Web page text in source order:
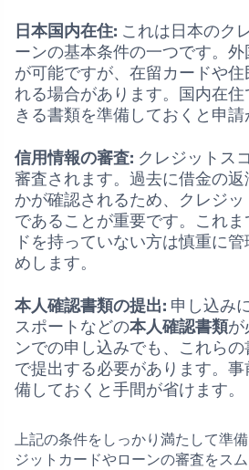
日本国内在住: これは日本のク
ーンの基本条件の一つです。
が可能ですが、在留カードや
れる場合があります。国内在
きる書類を準備しておくと申請
信用情報の審査: クレジットス
審査されます。過去に借金の
かが確認されるため、クレジ
であることが重要です。これ
ドを持っていない方は慎重に
めします。
本人確認書類の提出: 申し込み
スポートなどの本人確認書類が
ンでの申し込みでも、これら
で提出する必要があります。
備しておくと手間が省けます。
上記の条件をしっかり満たして準
ジットカードやローンの審査をス